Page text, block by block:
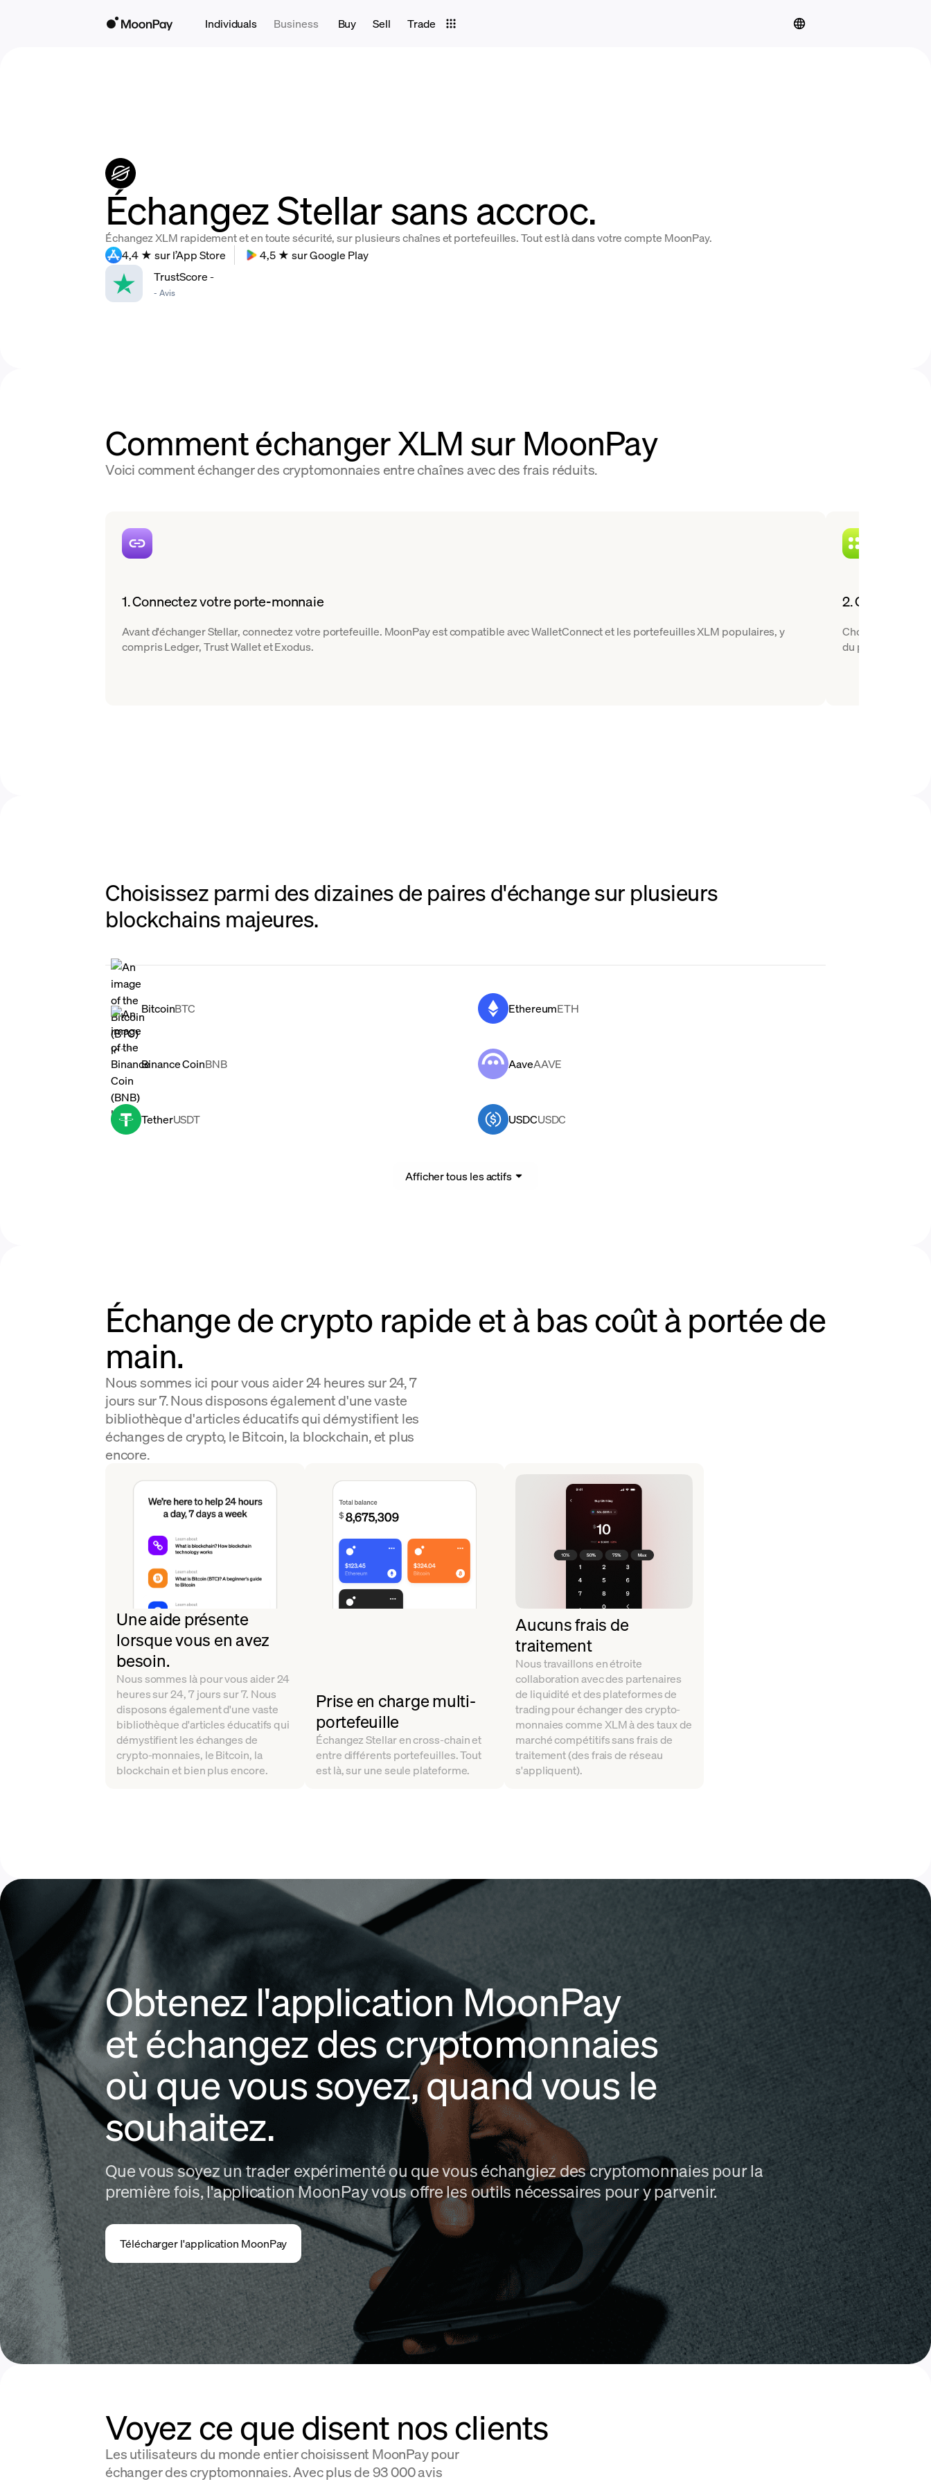
Individuals Business Buy Sell Trade
Échangez Stellar sans accroc.
Échangez XLM rapidement et en toute sécurité, sur plusieurs chaînes et portefeuilles. Tout est là dans votre compte MoonPay.
4,4 ★ sur l’App Store
4,5 ★ sur Google Play
TrustScore-
- Avis
Comment échanger XLM sur MoonPay
Voici comment échanger des cryptomonnaies entre chaînes avec des frais réduits.
1. Connectez votre porte-monnaie
Avant d'échanger Stellar, connectez votre portefeuille. MoonPay est compatible avec WalletConnect et les portefeuilles XLM populaires, y
compris Ledger, Trust Wallet et Exodus.
2. Choisissez
Choisissez XLM
du portefeuille de
Choisissez parmi des dizaines de paires d'échange sur plusieurs
blockchains majeures.
BitcoinBTC EthereumETH
Binance CoinBNB AaveAAVE
TetherUSDT USDCUSDC
Afficher tous les actifs
Échange de crypto rapide et à bas coût à portée de
main.
Nous sommes ici pour vous aider 24 heures sur 24, 7
jours sur 7. Nous disposons également d'une vaste
bibliothèque d'articles éducatifs qui démystifient les
échanges de crypto, le Bitcoin, la blockchain, et plus
encore.
Une aide présente
lorsque vous en avez
besoin.
Nous sommes là pour vous aider 24
heures sur 24, 7 jours sur 7. Nous
disposons également d'une vaste
bibliothèque d'articles éducatifs qui
démystifient les échanges de
crypto-monnaies, le Bitcoin, la
blockchain et bien plus encore.
Prise en charge multi-
portefeuille
Échangez Stellar en cross-chain et
entre différents portefeuilles. Tout
est là, sur une seule plateforme.
Aucuns frais de
traitement
Nous travaillons en étroite
collaboration avec des partenaires
de liquidité et des plateformes de
trading pour échanger des crypto-
monnaies comme XLM à des taux de
marché compétitifs sans frais de
traitement (des frais de réseau
s'appliquent).
Obtenez l'application MoonPay
et échangez des cryptomonnaies
où que vous soyez, quand vous le
souhaitez.
Que vous soyez un trader expérimenté ou que vous échangiez des cryptomonnaies pour la
première fois, l'application MoonPay vous offre les outils nécessaires pour y parvenir.
Télécharger l'application MoonPay
Voyez ce que disent nos clients
Les utilisateurs du monde entier choisissent MoonPay pour
échanger des cryptomonnaies. Avec plus de 93 000 avis